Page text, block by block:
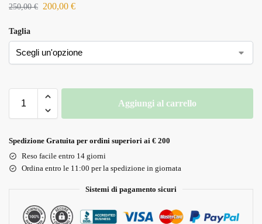
250,00€ 200,00 €
Taglia
Aggiungi al carrello
Spedizione Gratuita per ordini superiori ai € 200
Reso facile entro 14 giorni
Ordina entro le 11:00 per la spedizione in giornata
Sistemi di pagamento sicuri